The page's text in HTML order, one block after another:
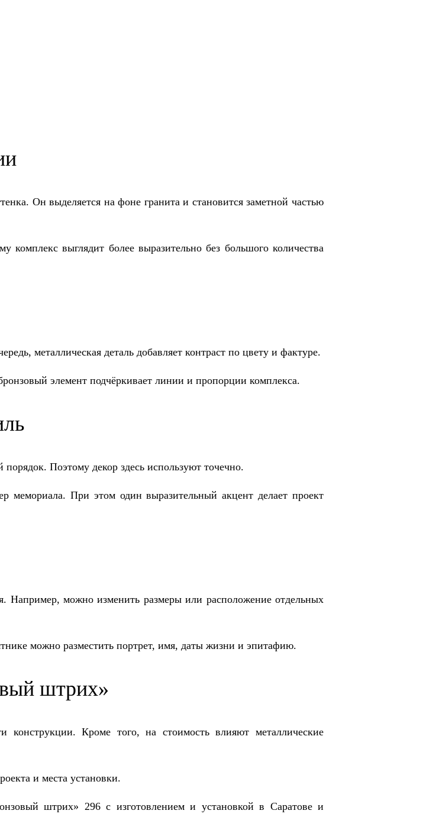
Он выделяется на фоне гранита и становится заметной частью
комплекс выглядит более выразительно без большого количества
металлическая деталь добавляет контраст по цвету и фактуре.
элемент подчёркивает линии и пропорции комплекса.
Поэтому декор здесь используют точечно.
мемориала. При этом один выразительный акцент делает проект
Например, можно изменить размеры или расположение отдельных
можно разместить портрет, имя, даты жизни и эпитафию.
штрих»
конструкции. Кроме того, на стоимость влияют металлические
и места установки.
штрих» 296 с изготовлением и установкой в Саратове и